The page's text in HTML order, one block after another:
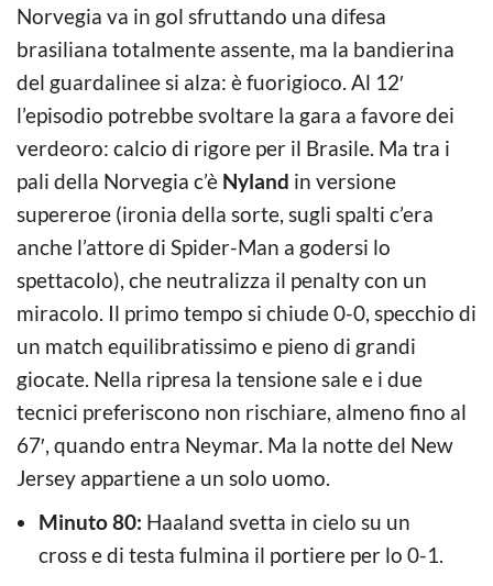
Norvegia va in gol sfruttando una difesa
brasiliana totalmente assente, ma la bandierina
del guardalinee si alza: è fuorigioco. Al 12′
l’episodio potrebbe svoltare la gara a favore dei
verdeoro: calcio di rigore per il Brasile. Ma tra i
pali della Norvegia c’è Nyland in versione
supereroe (ironia della sorte, sugli spalti c’era
anche l’attore di Spider-Man a godersi lo
spettacolo), che neutralizza il penalty con un
miracolo. Il primo tempo si chiude 0-0, specchio di
un match equilibratissimo e pieno di grandi
giocate. Nella ripresa la tensione sale e i due
tecnici preferiscono non rischiare, almeno fino al
67′, quando entra Neymar. Ma la notte del New
Jersey appartiene a un solo uomo.
Minuto 80: Haaland svetta in cielo su un
cross e di testa fulmina il portiere per lo 0-1.